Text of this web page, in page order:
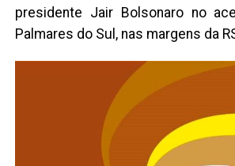
presidente Jair Bolsonaro no
Palmares do Sul, nas margens da